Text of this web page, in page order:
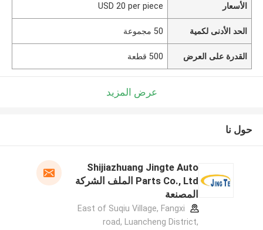
الأسعار USD 20 per piece
الحد الأدنى لكمية 50 مجموعة
القدرة على العرض 500 قطعة
عرض المزيد
حول نا
Shijiazhuang Jingte Auto
Parts Co., Ltd الملف الشركة
المصنعة
East of Suqiu Village, Fangxi
road, Luancheng District,